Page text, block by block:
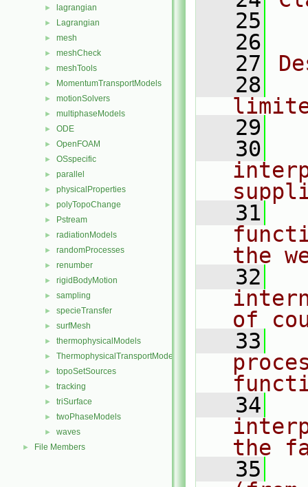
► lagrangian
► Lagrangian
► mesh
► meshCheck
► meshTools
► MomentumTransportModels
► motionSolvers
► multiphaseModels
► ODE
► OpenFOAM
► OSspecific
► parallel
► physicalProperties
► polyTopoChange
► Pstream
► radiationModels
► randomProcesses
► renumber
► rigidBodyMotion
► sampling
► specieTransfer
► surfMesh
► thermophysicalModels
► ThermophysicalTransportModels
► topoSetSources
► tracking
► triSurface
► twoPhaseModels
► waves
► File Members
   25
   26
   27
   28
   29
   30
   31
the
   32
of
   33
   34
the
   35